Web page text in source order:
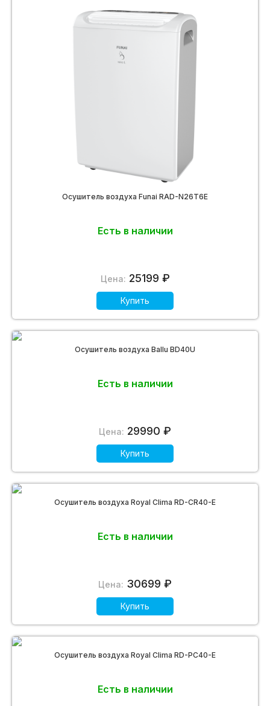
Осушитель воздуха Funai RAD-N26T6E
Есть в наличии
Цена: 25199 ₽
Купить
Осушитель воздуха Ballu BD40U
Есть в наличии
Цена: 29990 ₽
Купить
Осушитель воздуха Royal Clima RD-CR40-E
Есть в наличии
Цена: 30699 ₽
Купить
Осушитель воздуха Royal Clima RD-PC40-E
Есть в наличии